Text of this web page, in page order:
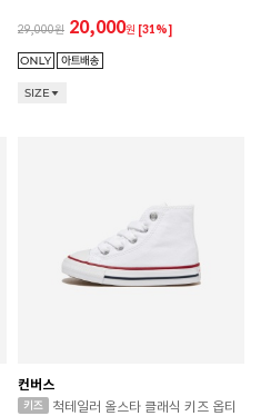
29,000 20,000원 [31%]
SIZE
컨버스
척테일러 올스타 클래식 키즈 옵티